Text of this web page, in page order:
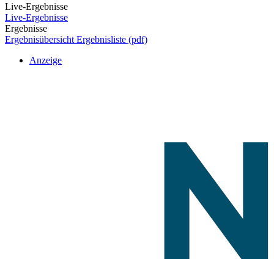
Live-Ergebnisse
Live-Ergebnisse
Ergebnisse
Ergebnisübersicht Ergebnisliste (pdf)
Anzeige